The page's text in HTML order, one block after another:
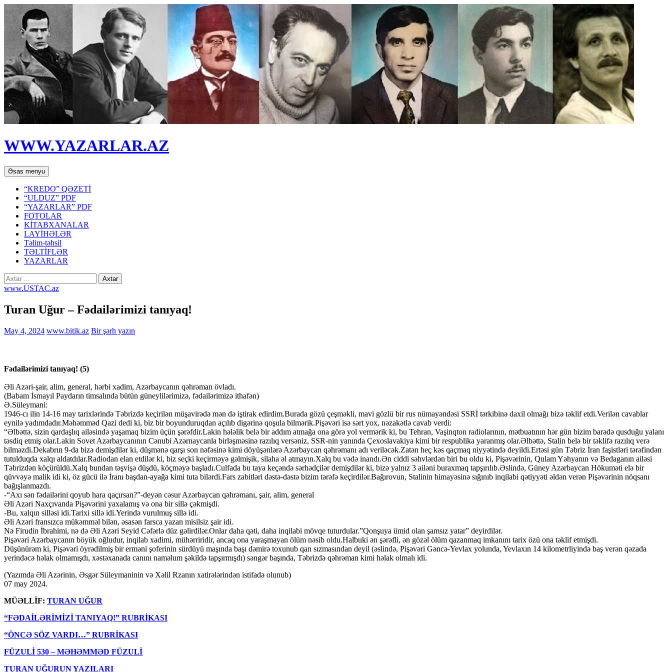
WWW.YAZARLAR.AZ
Axtar
Əsas menyu Mühtəviyyata
keç
“KREDO” QƏZETİ
“ULDUZ” PDF
“YAZARLAR” PDF
FOTOLAR
KİTABXANALAR
LAYİHƏLƏR
Təlim-təhsil
TƏLTİFLƏR
YAZARLAR
Axtarış:
www.USTAC.az
Turan Uğur – Fədailərimizi tanıyaq!
May 4, 2024 www.bitik.az Bir şərh yazın
Fədailərimizi tanıyaq! (5)
Əli Azəri-şair, alim, general, hərbi xadim, Azərbaycanın qəhrəman övladı.
(Babam İsmayıl Paydarın timsalında bütün güneylilərimizə, fədailərimizə ithafən)
Ə.Süleymani:
1946-cı ilin 14-16 may tarixlərində Təbrizdə keçirilən müşavirədə mən də iştirak edirdim.Burada gözü çeşməkli, mavi gözlü bir rus nümayəndəsi SSRİ tərkibinə daxil olmağı bizə təklif etdi.Verilən cavablar
eynilə yadımdadır.Məhəmməd Qazi dedi ki, biz bir boyunduruqdan açılıb digərinə qoşula bilmərik.Pişəvəri isə sərt yox, nəzakətlə cavab verdi:
“Əlbəttə, sizin qardaşlıq ailəsində yaşamaq bizim üçün şərəfdir.Lakin hələlik belə bir addım atmağa ona görə yol vermərik ki, bu Tehran, Vaşinqton radiolarının, mətbuatının hər gün bizim barədə qusduğu yalanı
təsdiq etmiş olar.Lakin Sovet Azərbaycanının Cənubi Azərnaycanla birləşməsinə razılıq versəniz, SSR-nin yanında Çexoslavakiya kimi bir respublika yaranmış olar.Əlbəttə, Stalin belə bir təklifə razılıq verə
bilməzdi.Dekabrın 9-da bizə demişdilər ki, düşmənə qarşı son nəfəsinə kimi döyüşənlərə Azərbaycan qəhrəmanı adı veriləcək.Zatən heç kəs qaçmaq niyyətində deyildi.Ertəsi gün Təbriz İran faşistləri tərəfindən
tutulduqda xalqı aldatdılar.Radiodan elan etdilər ki, biz seçki keçirməyə gəlmişik, silaha əl atmayın.Xalq bu vədə inandı.Ən ciddi səhvlərdən biri bu oldu ki, Pişəvərinin, Qulam Yəhyanın və Bedaganın ailəsi
Təbrizdən köçürüldü.Xalq bundan təşvişə düşdü, köçməyə başladı.Culfada bu taya keçəndə sərhədçilər demişdilər ki, bizə yalnız 3 ailəni buraxmaq tapşırılıb.Əslində, Güney Azərbaycan Hökuməti elə bir
qüvvəyə malik idi ki, öz gücü ilə İranı başdan-ayağa kimi tuta bilərdi.Fars zabitləri dəstə-dəstə bizim tərəfə keçirdilər.Bağırovun, Stalinin himayəsinə sığınıb inqilabi qətiyyəti əldən verən Pişəvərinin nöqsanı
bağışlanmazdı.
-“Axı sən fədailərini qoyub hara qaçırsan?”-deyən cəsur Azərbaycan qəhrəmanı, şair, alim, general
Əli Azəri Naxçıvanda Pişəvərini yaxalamış və ona bir sillə çəkmişdi.
-Bu, xalqın silləsi idi.Tarixi sillə idi.Yerində vurulmuş sillə idi.
Əli Azəri fransızca mükəmməl bilən, əsasən farsca yazan misilsiz şair idi.
Nə Firudin İbrahimi, nə də Əli Azəri Seyid Cəfərlə düz gəlirdilər.Onlar daha qəti, daha inqilabi mövqe tuturdular.”Qonşuya ümid olan şamsız yatar” deyirdilər.
Pişəvəri Azərbaycanın böyük oğludur, inqilab xadimi, mühərriridir, ancaq ona yaraşmayan ölüm nəsib oldu.Halbuki ən şərəfli, ən gözəl ölüm qazanmaq imkanını tarix özü ona təklif etmişdi.
Düşünürəm ki, Pişəvəri öyrədilmiş bir erməni şoferinin sürdüyü maşında başı dəmirə toxunub qan sızmasından deyil (əslində, Pişəvəri Gəncə-Yevlax yolunda, Yevlaxın 14 kilometrliyində baş verən qəzada
yerindəcə həlak olmamışdı, xəstəxanada canını naməlum şəkildə tapşırmışdı) səngər başında, Təbrizdə qəhrəman kimi həlak olmalı idi.
(Yazımda Əli Azərinin, Əsgər Süleymaninin və Xəlil Rzanın xatirələrindən istifadə olunub)
07 may 2024.
MÜƏLLİF: TURAN UĞUR
“FƏDAİLƏRİMİZİ TANIYAQ!” RUBRİKASI
“ÖNCƏ SÖZ VARDI…” RUBRİKASI
FÜZULİ 530– MƏHƏMMƏD FÜZULİ
TURAN UĞURUN YAZILARI